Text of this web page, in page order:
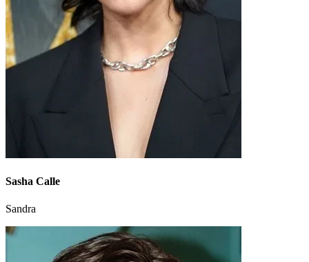
Sasha Calle
Sandra